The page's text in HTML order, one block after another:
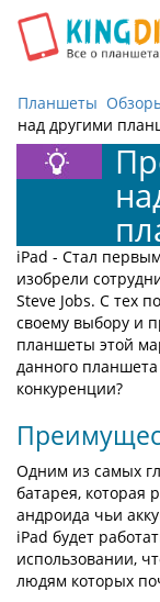
Планшеты
над другими
iPad - Стал
изобрели
Steve Jobs. С тех
своему выбору и
планшеты этой
данного
конкуренции?
Одним из самых
батарея, которая
андроида чьи
iPad будет
использовании,
людям которых